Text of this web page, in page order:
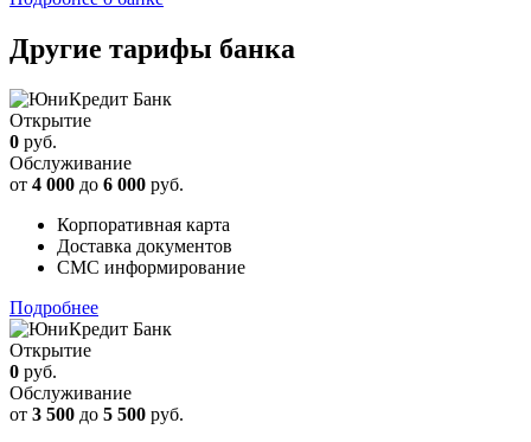
Другие тарифы банка
Открытие
0 руб.
Обслуживание
от 4 000 до 6 000 руб.
Корпоративная карта
Доставка документов
СМС информирование
Подробнее
Открытие
0 руб.
Обслуживание
от 3 500 до 5 500 руб.